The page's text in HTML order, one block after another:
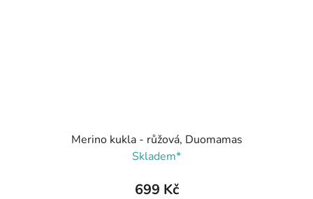
Merino kukla - růžová, Duomamas
Skladem*
699 Kč